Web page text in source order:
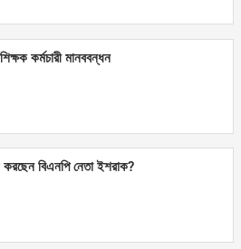
কর্মচারী মানববন্ধন
করছেন বিএনপি নেতা ইশরাক?